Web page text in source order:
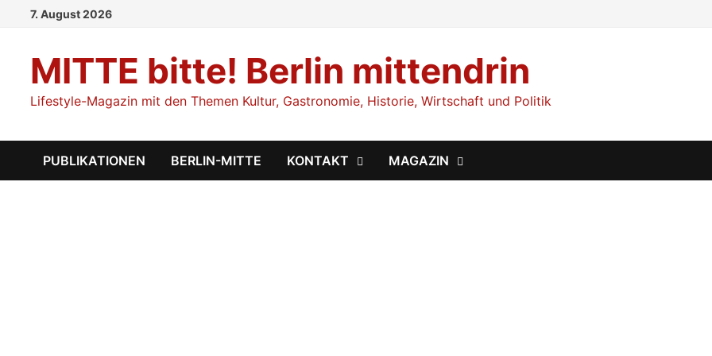
7. August 2026
MITTE bitte! Berlin mittendrin
Lifestyle-Magazin mit den Themen Kultur, Gastronomie, Historie, Wirtschaft und Politik
PUBLIKATIONEN BERLIN-MITTE KONTAKT MAGAZIN